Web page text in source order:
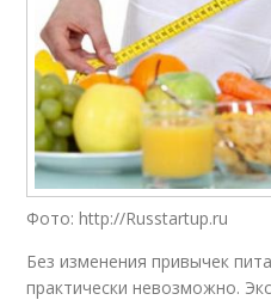
Фото: http://Russtartup.ru
Без изменения привычек
практически невозможно.